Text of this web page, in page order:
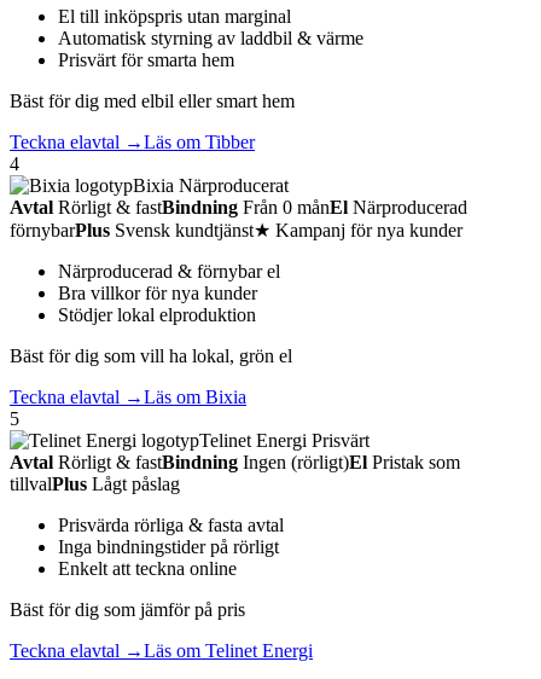
El till inköpspris utan marginal
Automatisk styrning av laddbil & värme
Prisvärt för smarta hem
Bäst för dig med elbil eller smart hem
Teckna elavtal →Läs om Tibber
4
Bixia Närproducerat
Avtal Rörligt & fastBindning Från 0 månEl Närproducerad
förnybarPlus Svensk kundtjänst★ Kampanj för nya kunder
Närproducerad & förnybar el
Bra villkor för nya kunder
Stödjer lokal elproduktion
Bäst för dig som vill ha lokal, grön el
Teckna elavtal →Läs om Bixia
5
Telinet Energi Prisvärt
Avtal Rörligt & fastBindning Ingen (rörligt)El Pristak som
tillvalPlus Lågt påslag
Prisvärda rörliga & fasta avtal
Inga bindningstider på rörligt
Enkelt att teckna online
Bäst för dig som jämför på pris
Teckna elavtal →Läs om Telinet Energi